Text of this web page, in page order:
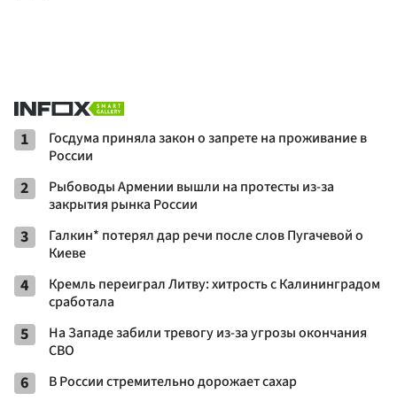
1
Госдума приняла закон о запрете на проживание в
России
2
Рыбоводы Армении вышли на протесты из-за
закрытия рынка России
3
Галкин* потерял дар речи после слов Пугачевой о
Киеве
4
Кремль переиграл Литву: хитрость с Калининградом
сработала
5
На Западе забили тревогу из-за угрозы окончания
СВО
6 В России стремительно дорожает сахар